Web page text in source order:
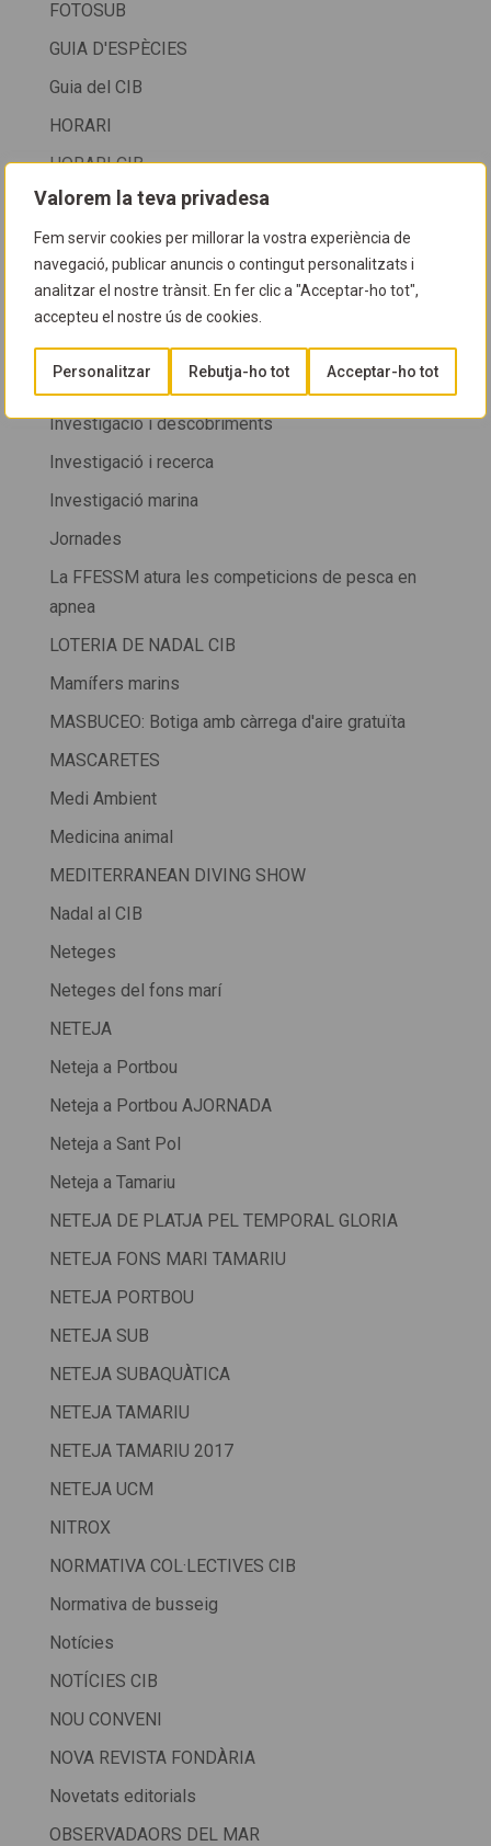
Valorem la teva privadesa
Fem servir cookies per millorar la vostra experiència de
navegació, publicar anuncis o contingut personalitzats i
analitzar el nostre trànsit. En fer clic a "Acceptar-ho tot",
accepteu el nostre ús de cookies.
Personalitzar Rebutja-ho tot Acceptar-ho tot
FOTOSUB
GUIA D'ESPÈCIES
Guia del CIB
HORARI
HORARI CIB
HORARI CIB + SALÓ DE LA IMMERSIÓ DE LA FIRA
DE CORNELLÀ
HORARI D'ATENCIÓ AL PÚBLIC
HORARIS
info cib 2024
Investigació i descobriments
Investigació i recerca
Investigació marina
Jornades
La FFESSM atura les competicions de pesca en
apnea
LOTERIA DE NADAL CIB
Mamífers marins
MASBUCEO: Botiga amb càrrega d'aire gratuïta
MASCARETES
Medi Ambient
Medicina animal
MEDITERRANEAN DIVING SHOW
Nadal al CIB
Neteges
Neteges del fons marí
NETEJA
Neteja a Portbou
Neteja a Portbou AJORNADA
Neteja a Sant Pol
Neteja a Tamariu
NETEJA DE PLATJA PEL TEMPORAL GLORIA
NETEJA FONS MARI TAMARIU
NETEJA PORTBOU
NETEJA SUB
NETEJA SUBAQUÀTICA
NETEJA TAMARIU
NETEJA TAMARIU 2017
NETEJA UCM
NITROX
NORMATIVA COL·LECTIVES CIB
Normativa de busseig
Notícies
NOTÍCIES CIB
NOU CONVENI
NOVA REVISTA FONDÀRIA
Novetats editorials
OBSERVADAORS DEL MAR